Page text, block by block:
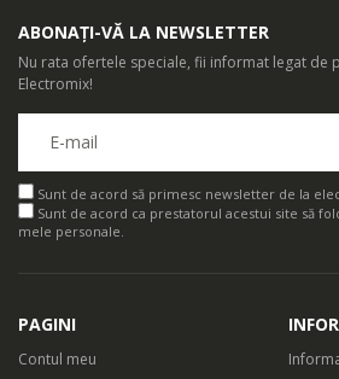
ABONAȚI-VĂ LA NEWSLETTER
Nu rata ofertele speciale, fii informat legat de
Electromix!
Sunt de acord să primesc newsletter de la
Sunt de acord ca prestatorul acestui site să
mele personale.
PAGINI
Contul meu